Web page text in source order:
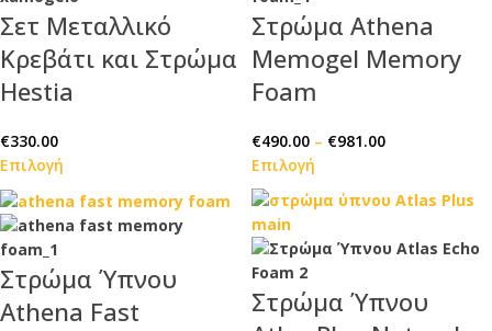
Σετ Μεταλλικό
Κρεβάτι και Στρώμα
Hestia
€330.00
Επιλογή
Στρώμα Athena
Memogel Memory
Foam
€490.00 – €981.00
Επιλογή
Στρώμα Ύπνου
Athena Fast
Στρώμα Ύπνου